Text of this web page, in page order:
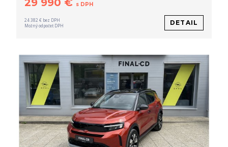
29 990 € s DPH
24 382 € bez DPH
Možný odpočet DPH
DETAIL